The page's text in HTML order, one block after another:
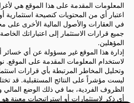
المعلومات المقدمة على هذا الموقع هي
اعتبار أي من المحتويات كنصيحة استثمارية
في العقارات والأصول المالية الأخرى على
جميع قرارات الاستثمار إلى اعتباراتك
المؤهلين.
إدارة هذا الموقع غير مسؤولة عن أي خسائر
لاستخدام المعلومات المقدمة على الموقع.
وتحليل المخاطر المرتبطة بأي قرارات
ليست مؤشراً على النتائج المستقبلية. قد
الظروف الفردية، بما في ذلك الوضع
أي ذكر لاستثمارات أو استراتيجيات معينة